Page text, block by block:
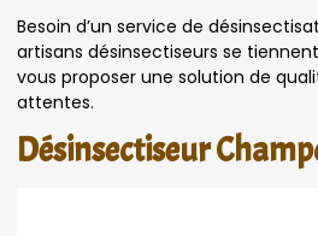
Besoin d’un service de
artisans désinsectiseurs se
vous proposer une solution de
attentes.
Désinsectiseur